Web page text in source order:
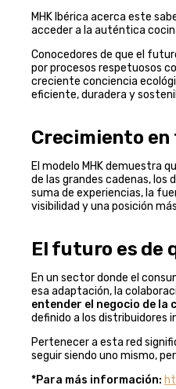
MHK Ibérica acerca este
acceder a la auténtica
Conocedores de que el
por procesos respetuosos
creciente conciencia
eficiente, duradera y
Crecimiento en
El modelo MHK demuestra
de las grandes cadenas, los
suma de experiencias, la
visibilidad y una posición
El futuro es de
En un sector donde el
esa adaptación, la
entender el negocio de la
definido a los distribuidores
Pertenecer a esta red
seguir siendo uno mismo,
*Para más información: